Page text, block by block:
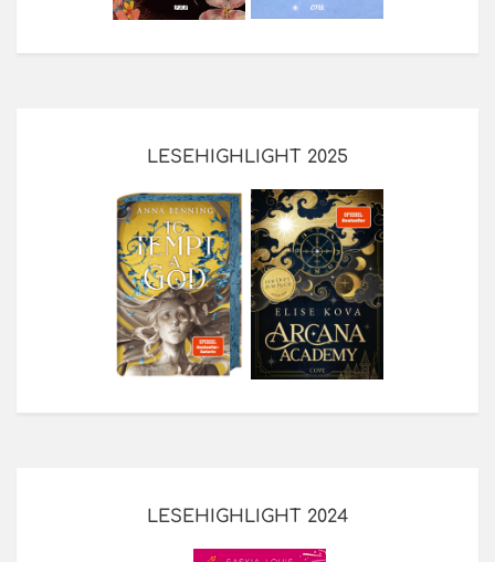
LESEHIGHLIGHT 2025
LESEHIGHLIGHT 2024